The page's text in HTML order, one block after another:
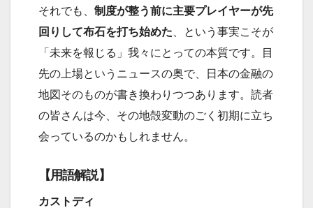
それでも、 制度が整う前に主要プレイヤーが先
回りして布石を打ち始めた 、という事実こそが
「未来を報じる」我々にとっての本質です。目
先の上場というニュースの奥で、日本の金融の
地図そのものが書き換わりつつあります。読者
の皆さんは今、その地殻変動のごく初期に立ち
会っているのかもしれません。
【用語解説】
カストディ